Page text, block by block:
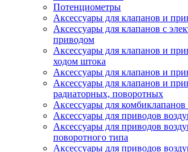
Потенциометры
Аксессуары для клапанов и
Аксессуары для клапанов с
приводом
Аксессуары для клапанов и
ходом штока
Аксессуары для клапанов и
Аксессуары для клапанов и
радиаторных, поворотных
Аксессуары для
Аксессуары для приводов
Аксессуары для приводов
поворотного типа
Аксессуары для приводов